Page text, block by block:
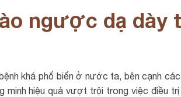
ngược dạ dày
khá phổ biến ở nước ta, bên cạnh
minh hiệu quả vượt trội trong việc điều